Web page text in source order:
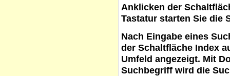
Anklicken der
Tastatur starten Sie die
Nach Eingabe eines
der Schaltfläche Index
Umfeld angezeigt. Mit
Suchbegriff wird die